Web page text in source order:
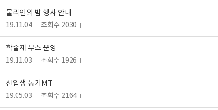
물리인의 밤 행사 안내
19.11.04 조회수 2030
학술제 부스 운영
19.11.03 조회수 1926
신입생 동기MT
19.05.03 조회수 2164